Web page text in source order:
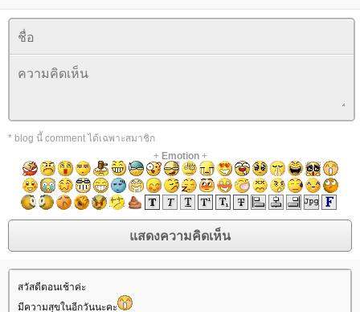
* blog นี้ comment ได้เฉพาะสมาชิก
+ Emotion+
สวัสดีตอนเช้าค่ะ
มีความสุขในอีกวันนะคะ